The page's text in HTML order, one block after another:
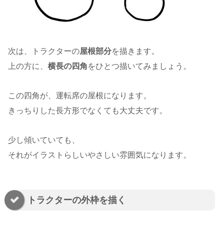
次は、トラクターの屋根部分を描きます。
上の方に、 横長の四角 をひとつ描いてみましょう。
この四角が、運転席の屋根になります。
きっちりした長方形でなくても大丈夫です。
少し傾いていても、
それがイラストらしいやさしい雰囲気になります。
トラクターの外枠を描く